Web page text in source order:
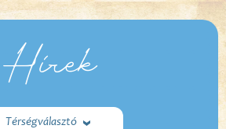
Hírek
Térségválasztó